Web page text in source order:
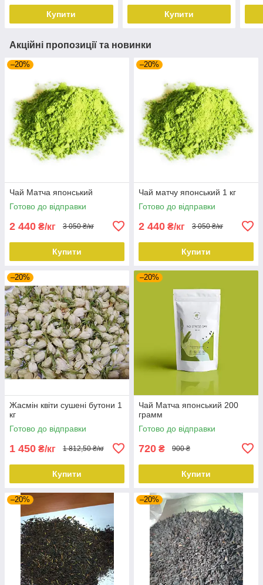
Купити Купити
Акційні пропозиції та новинки
–20%
Чай Матча японський
Готово до відправки
2 440 ₴/кг 3 050 ₴/кг
Купити
–20%
Чай матчу японський 1 кг
Готово до відправки
2 440 ₴/кг 3 050 ₴/кг
Купити
–20%
Жасмін квіти сушені бутони 1
кг
Готово до відправки
1 450 ₴/кг 1 812,50 ₴/кг
Купити
–20%
Чай Матча японський 200
грамм
Готово до відправки
720 ₴ 900 ₴
Купити
–20% –20%